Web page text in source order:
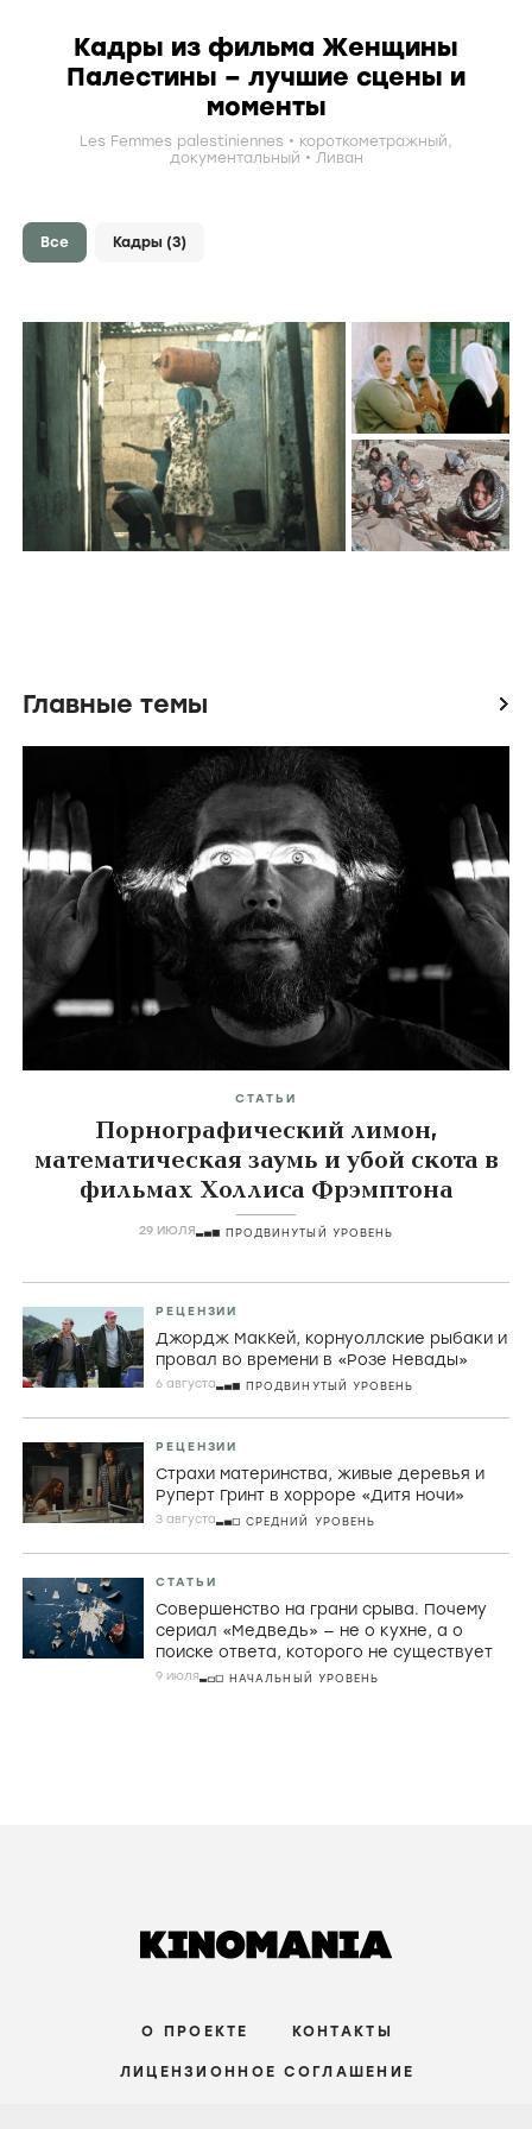
Кадры из фильма Женщины
Палестины – лучшие сцены и
моменты
Les Femmes palestiniennes короткометражный,
документальный
Ливан
Все Кадры (3)
Главные темы icon
СТАТЬИ
Порнографический лимон,
математическая заумь и убой скота в
фильмах Холлиса Фрэмптона
29 ИЮЛЯ ПРОДВИНУТЫЙ УРОВЕНЬ
РЕЦЕНЗИИ
Джордж МакКей, корнуоллские рыбаки и
провал во времени в «Розе Невады»
6 августа ПРОДВИНУТЫЙ УРОВЕНЬ
РЕЦЕНЗИИ
Страхи материнства, живые деревья и
Руперт Гринт в хорроре «Дитя ночи»
3 августа СРЕДНИЙ УРОВЕНЬ
СТАТЬИ
Совершенство на грани срыва. Почему
сериал «Медведь» — не о кухне, а о
поиске ответа, которого не существует
9 июля НАЧАЛЬНЫЙ УРОВЕНЬ
О ПРОЕКТЕ КОНТАКТЫ
ЛИЦЕНЗИОННОЕ СОГЛАШЕНИЕ